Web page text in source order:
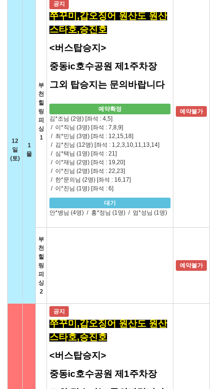
12
일
(토)
1
물
부
천
힐
링
피
싱
1
공지
쭈꾸미,갑오징어 원산도 원산
스타호,승진호
<버스탑승지>
중동ic호수공원 제1주차장
그외 탑승지는 문의바랍니다
예약확정
김*조님 (2명) [좌석 : 4,5]
/ 이*직님 (3명) [좌석 : 7,8,9]
/ 최*민님 (3명) [좌석 : 12,15,18]
/ 김*진님 (12명) [좌석 : 1,2,3,10,11,13,14]
/ 심*택님 (1명) [좌석 : 21]
/ 이*재님 (2명) [좌석 : 19,20]
/ 이*진님 (2명) [좌석 : 22,23]
/ 한*문의님 (2명) [좌석 : 16,17]
/ 이*진님 (1명) [좌석 : 6]
대기
안*병님 (4명) / 홍*정님 (1명) / 엄*성님 (1명)
예약불가
부
천
힐
링
피
싱
2
예약불가
공지
쭈꾸미,갑오징어 원산도 원산
스타호,승진호
<버스탑승지>
중동ic호수공원 제1주차장